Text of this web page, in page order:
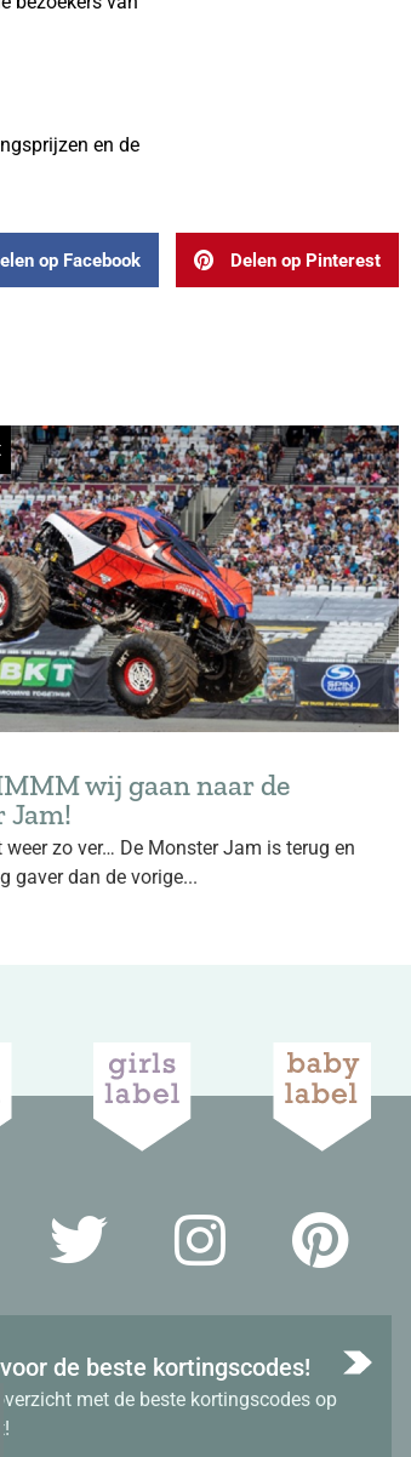
en de
op Facebook Delen op Pinterest
wij gaan naar de
Jam!
weer zo ver… De Monster Jam is terug en
gaver dan de vorige...
de beste kortingscodes!
met de beste kortingscodes op